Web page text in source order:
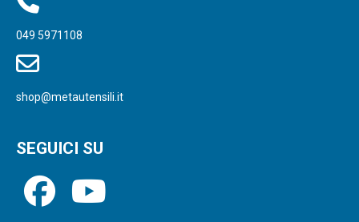
049 5971108
shop@metautensili.it
SEGUICI SU